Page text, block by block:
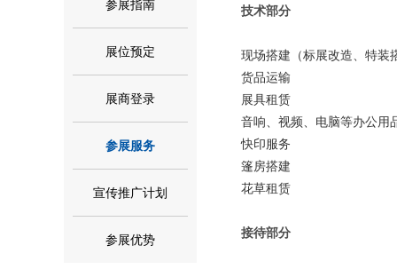
参展指南
展位预定
展商登录
参展服务
宣传推广计划
参展优势
技术部分
现场搭建（标展改造、特装
货品运输
展具租赁
音响、视频、电脑等办公用
快印服务
篷房搭建
花草租赁
接待部分